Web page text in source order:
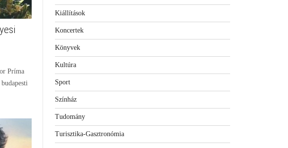
Príma
Kiállítások
Koncertek
Könyvek
Kultúra
Sport
Színház
Tudomány
Turisztika-Gasztronómia